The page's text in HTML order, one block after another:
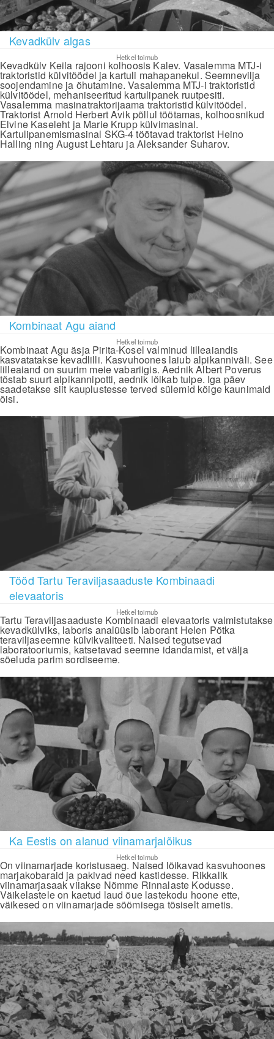
Kevadkülv algas
Hetkel toimub
Kevadkülv Keila rajooni kolhoosis Kalev. Vasalemma MTJ-i
traktoristid külvitöödel ja kartuli mahapanekul. Seemnevilja
soojendamine ja õhutamine. Vasalemma MTJ-i traktoristid
külvitöödel, mehaniseeritud kartulipanek ruutpesiti.
Vasalemma masinatraktorijaama traktoristid külvitöödel.
Traktorist Arnold Herbert Avik põllul töötamas, kolhoosnikud
Elvine Kaseleht ja Marie Krupp külvimasinal.
Kartulipanemismasinal SKG-4 töötavad traktorist Heino
Halling ning August Lehtaru ja Aleksander Suharov.
Kombinaat Agu aiand
Hetkel toimub
Kombinaat Agu äsja Pirita-Kosel valminud lilleaiandis
kasvatatakse kevadlilli. Kasvuhoones laiub alpikanniväli. See
lilleaiand on suurim meie vabariigis. Aednik Albert Poverus
tõstab suurt alpikannipotti, aednik lõikab tulpe. Iga päev
saadetakse siit kauplustesse terved sülemid kõige kaunimaid
õisi.
Tööd Tartu Teraviljasaaduste Kombinaadi
elevaatoris
Hetkel toimub
Tartu Teraviljasaaduste Kombinaadi elevaatoris valmistutakse
kevadkülviks, laboris analüüsib laborant Helen Põtka
teraviljaseemne külvikvaliteeti. Naised tegutsevad
laboratooriumis, katsetavad seemne idandamist, et välja
sõeluda parim sordiseeme.
Ka Eestis on alanud viinamarjalõikus
Hetkel toimub
On viinamarjade koristusaeg. Naised lõikavad kasvuhoones
marjakobaraid ja pakivad need kastidesse. Rikkalik
viinamarjasaak viiakse Nõmme Rinnalaste Kodusse.
Väikelastele on kaetud laud õue lastekodu hoone ette,
väikesed on viinamarjade söömisega tõsiselt ametis.